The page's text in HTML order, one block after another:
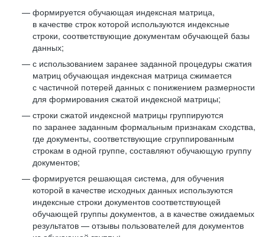
формируется обучающая индексная матрица,
в качестве строк которой используются индексные
строки, соответствующие документам обучающей базы
данных;
с использованием заранее заданной процедуры сжатия
матриц обучающая индексная матрица сжимается
с частичной потерей данных с понижением размерности
для формирования сжатой индексной матрицы;
строки сжатой индексной матрицы группируются
по заранее заданным формальным признакам сходства,
где документы, соответствующие сгруппированным
строкам в одной группе, составляют обучающую группу
документов;
формируется решающая система, для обучения
которой в качестве исходных данных используются
индексные строки документов соответствующей
обучающей группы документов, а в качестве ожидаемых
результатов — отзывы пользователей для документов